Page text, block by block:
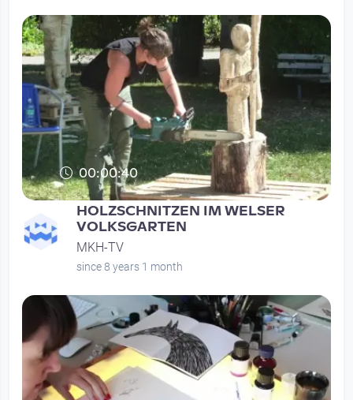
00:00:40
HOLZSCHNITZEN IM WELSER
VOLKSGARTEN
MKH-TV
since 8 years 1 month